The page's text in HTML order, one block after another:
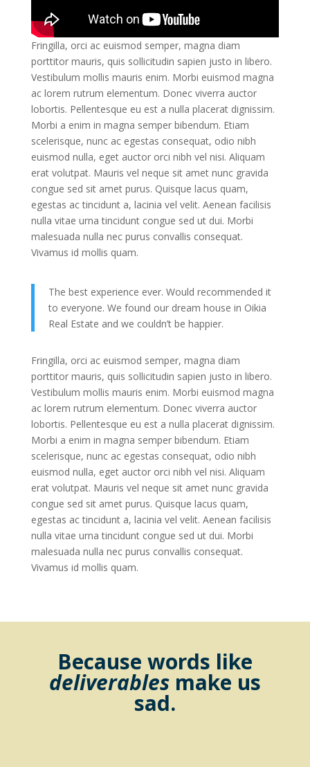
Fringilla, orci ac euismod semper, magna diam
porttitor mauris, quis sollicitudin sapien justo in libero.
Vestibulum mollis mauris enim. Morbi euismod magna
ac lorem rutrum elementum. Donec viverra auctor
lobortis. Pellentesque eu est a nulla placerat dignissim.
Morbi a enim in magna semper bibendum. Etiam
scelerisque, nunc ac egestas consequat, odio nibh
euismod nulla, eget auctor orci nibh vel nisi. Aliquam
erat volutpat. Mauris vel neque sit amet nunc gravida
congue sed sit amet purus. Quisque lacus quam,
egestas ac tincidunt a, lacinia vel velit. Aenean facilisis
nulla vitae urna tincidunt congue sed ut dui. Morbi
malesuada nulla nec purus convallis consequat.
Vivamus id mollis quam.
The best experience ever. Would recommended it
to everyone. We found our dream house in Oikia
Real Estate and we couldn’t be happier.
Fringilla, orci ac euismod semper, magna diam
porttitor mauris, quis sollicitudin sapien justo in libero.
Vestibulum mollis mauris enim. Morbi euismod magna
ac lorem rutrum elementum. Donec viverra auctor
lobortis. Pellentesque eu est a nulla placerat dignissim.
Morbi a enim in magna semper bibendum. Etiam
scelerisque, nunc ac egestas consequat, odio nibh
euismod nulla, eget auctor orci nibh vel nisi. Aliquam
erat volutpat. Mauris vel neque sit amet nunc gravida
congue sed sit amet purus. Quisque lacus quam,
egestas ac tincidunt a, lacinia vel velit. Aenean facilisis
nulla vitae urna tincidunt congue sed ut dui. Morbi
malesuada nulla nec purus convallis consequat.
Vivamus id mollis quam.
Because words like
deliverablesmake us
sad.